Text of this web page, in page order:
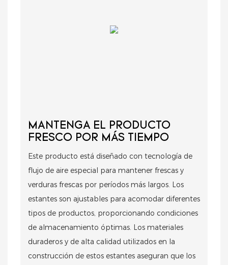
MANTENGA EL PRODUCTO
FRESCO POR MÁS TIEMPO
Este producto está diseñado con tecnología de
flujo de aire especial para mantener frescas y
verduras frescas por períodos más largos. Los
estantes son ajustables para acomodar diferentes
tipos de productos, proporcionando condiciones
de almacenamiento óptimas. Los materiales
duraderos y de alta calidad utilizados en la
construcción de estos estantes aseguran que los